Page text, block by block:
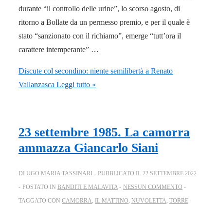
durante “il controllo delle urine”, lo scorso agosto, di
ritorno a Bollate da un permesso premio, e per il quale è
stato “sanzionato con il richiamo”, emerge “tutt’ora il
carattere intemperante” …
Discute col secondino: niente semilibertà a Renato
Vallanzasca Leggi tutto »
23 settembre 1985. La camorra
ammazza Giancarlo Siani
DI UGO MARIA TASSINARI PUBBLICATO IL 22 SETTEMBRE 2022
POSTATO IN BANDITI E MALAVITA
NESSUN COMMENTO
TAGGATO CON CAMORRA, IL MATTINO, NUVOLETTA, TORRE